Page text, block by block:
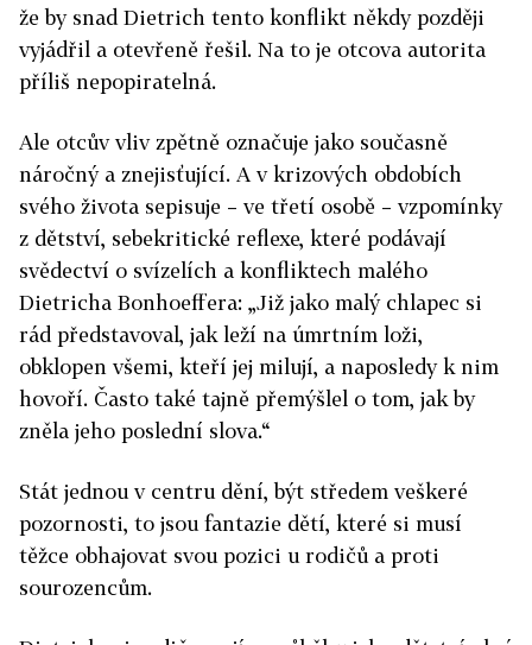
že by snad Dietrich tento konflikt někdy později
vyjádřil a otevřeně řešil. Na to je otcova autorita
příliš nepopiratelná.
Ale otcův vliv zpětně označuje jako současně
náročný a znejisťující. A v krizových obdobích
svého života sepisuje – ve třetí osobě – vzpomínky
z dětství, sebekritické reflexe, které podávají
svědectví o svízelích a konfliktech malého
Dietricha Bonhoeffera: „Již jako malý chlapec si
rád představoval, jak leží na úmrtním loži,
obklopen všemi, kteří jej milují, a naposledy k nim
hovoří. Často také tajně přemýšlel o tom, jak by
zněla jeho poslední slova.“
Stát jednou v centru dění, být středem veškeré
pozornosti, to jsou fantazie dětí, které si musí
těžce obhajovat svou pozici u rodičů a proti
sourozencům.